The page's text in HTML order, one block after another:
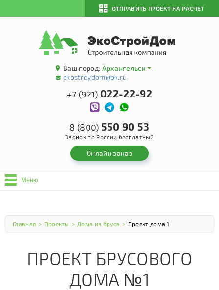
ОТПРАВИТЬ ПРОЕКТ НА РАСЧЕТ
Ваш город: Архангельск
ekostroydom@bk.ru
+7 (921) 022-22-92
8 (800) 550 90 53
Звонок по России бесплатный
Онлайн заказ
Меню
Главная > Проекты > Дома из бруса > Проект дома 1
ПРОЕКТ БРУСОВОГО
ДОМА №1